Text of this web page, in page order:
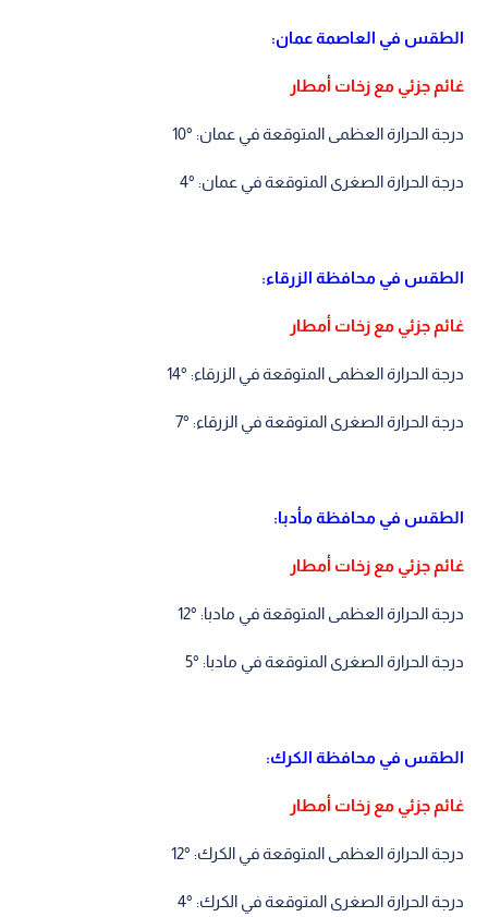
الطقس في العاصمة عمان:
غائم جزئي مع زخات أمطار
درجة الحرارة العظمى المتوقعة في عمان: °10
درجة الحرارة الصغرى المتوقعة في عمان: °4
الطقس في محافظة الزرقاء:
غائم جزئي مع زخات أمطار
درجة الحرارة العظمى المتوقعة في الزرقاء: °14
درجة الحرارة الصغرى المتوقعة في الزرقاء: °7
الطقس في محافظة مأدبا:
غائم جزئي مع زخات أمطار
درجة الحرارة العظمى المتوقعة في مادبا: °12
درجة الحرارة الصغرى المتوقعة في مادبا: °5
الطقس في محافظة الكرك:
غائم جزئي مع زخات أمطار
درجة الحرارة العظمى المتوقعة في الكرك: °12
درجة الحرارة الصغرى المتوقعة في الكرك: °4